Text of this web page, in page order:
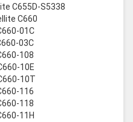
C655D-S5338
C660
01C
03C
108
10E
10T
116
118
11H